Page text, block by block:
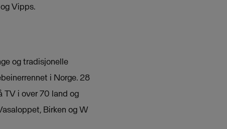
Vipps.
og tradisjonelle
i Norge. 28
TV i over 70 land og
Birken og W